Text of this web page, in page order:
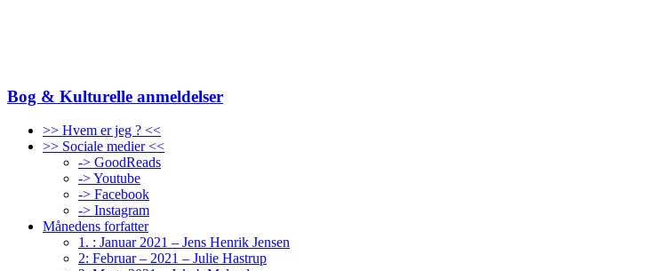
Bog & Kulturelle anmeldelser
>> Hvem er jeg ? <<
>> Sociale medier <<
-> GoodReads
-> Youtube
-> Facebook
-> Instagram
Månedens forfatter
1. : Januar 2021 – Jens Henrik Jensen
2: Februar – 2021 – Julie Hastrup